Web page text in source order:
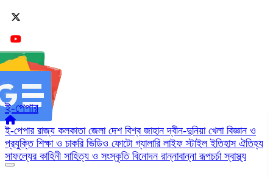
ই-পেপার
ই-পেপার রাজ্য কলকাতা জেলা দেশ বিশ্ব জাহানদ্বীন-দুনিয়া খেলা বিজ্ঞান ও
প্রযুক্তি শিক্ষা ও চাকরি ভিডিও ফোটো গ্যালারি লাইফ স্টাইলইতিহাস ঐতিহ্য
সাফল্যের কাহিনী সাহিত্য ও সংস্কৃতি বিনোদন রান্নাবান্নারূপচর্চাস্বাস্থ্য